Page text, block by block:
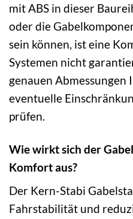
mit ABS in dieser
oder die
sein können, ist eine
Systemen nicht
genauen Abmessungen
eventuelle
prüfen.
Wie wirkt sich der
Komfort aus?
Der Kern-Stabi
Fahrstabilität und